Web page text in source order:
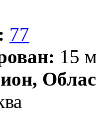
77
15